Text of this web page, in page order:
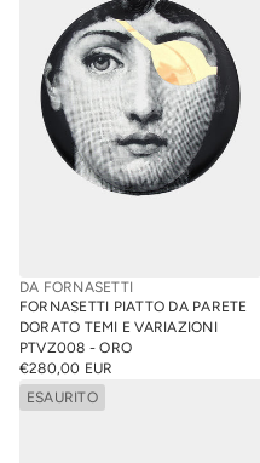
DA FORNASETTI
FORNASETTI PIATTO DA PARETE
DORATO TEMI E VARIAZIONI
PTVZ008 - ORO
PREZZO
NORMALE
€280,00 EUR
ESAURITO